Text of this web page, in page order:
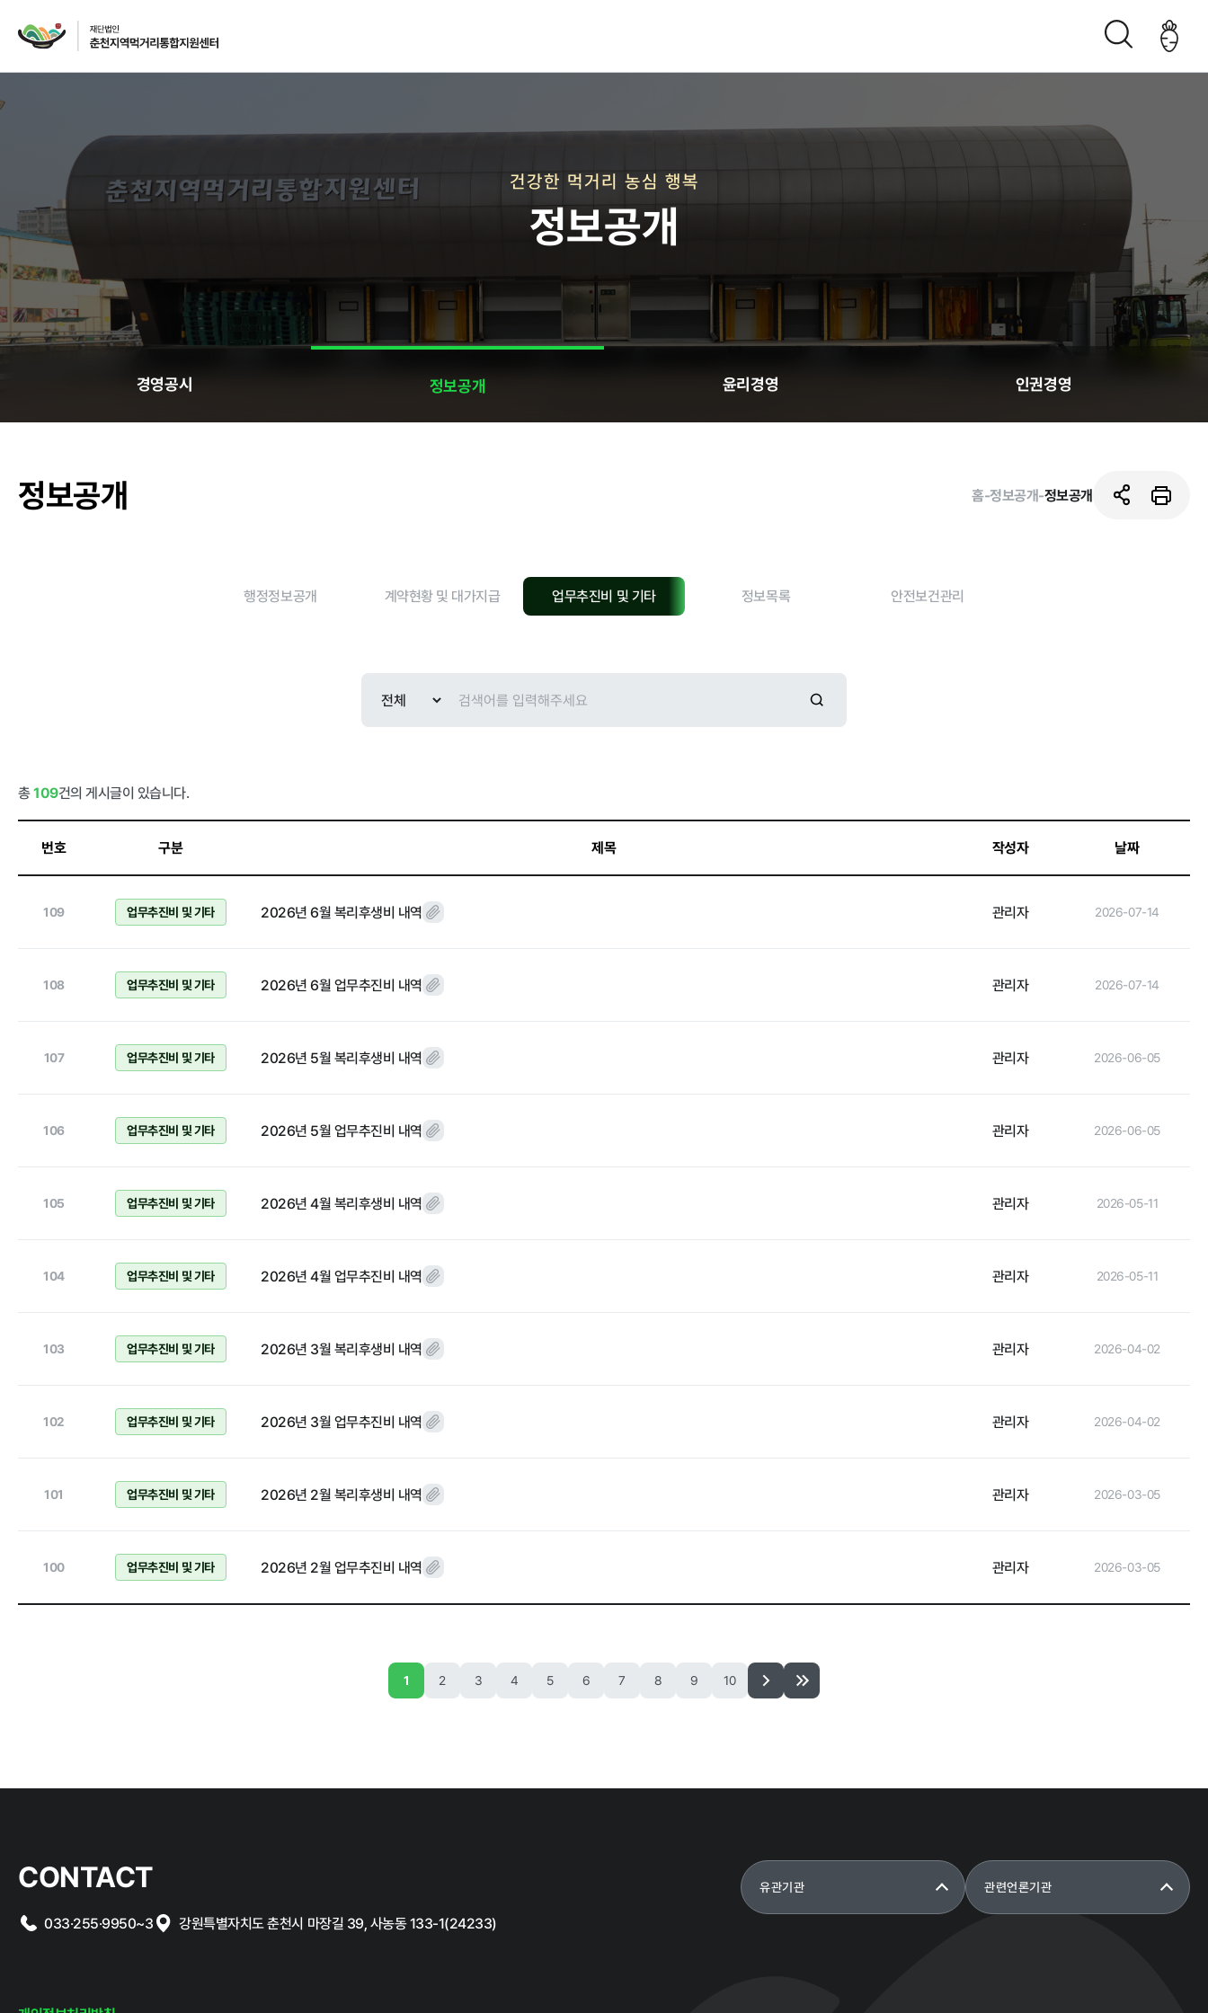
주요사업
먹거리 거버넌스 급식사업
춘천관내 학교현황
직매장 사업 생산관리
교육안내
정보공개
경영목표 및 운영계획
임원 및 운영인력 현황
인건비 예산 및 집행현황
업무추진비 및 기타
안전보건관리
홍보마당
알림마당
건강한 먹거리 농심 행복
정보공개
경영공시 정보공개 윤리경영 인권경영
정보공개 홈-정보공개-정보공개
행정정보공개 계약현황 및 대가지급 업무추진비 및 기타 정보목록 안전보건관리
총109건의 게시글이 있습니다.
번호 구분 제목 작성자 날짜
109 업무추진비 및 기타 2026년 6월 복리후생비 내역 관리자 2026-07-14
108 업무추진비 및 기타 2026년 6월 업무추진비 내역 관리자 2026-07-14
107 업무추진비 및 기타 2026년 5월 복리후생비 내역 관리자 2026-06-05
106 업무추진비 및 기타 2026년 5월 업무추진비 내역 관리자 2026-06-05
105 업무추진비 및 기타 2026년 4월 복리후생비 내역 관리자 2026-05-11
104 업무추진비 및 기타 2026년 4월 업무추진비 내역 관리자 2026-05-11
103 업무추진비 및 기타 2026년 3월 복리후생비 내역 관리자 2026-04-02
102 업무추진비 및 기타 2026년 3월 업무추진비 내역 관리자 2026-04-02
101 업무추진비 및 기타 2026년 2월 복리후생비 내역 관리자 2026-03-05
100 업무추진비 및 기타 2026년 2월 업무추진비 내역 관리자 2026-03-05
1 2 3 4 5 6 7 8 9 10
CONTACT
033·255·9950~3 강원특별자치도 춘천시 마장길 39, 사농동 133-1(24233)
유관기관 관련언론기관